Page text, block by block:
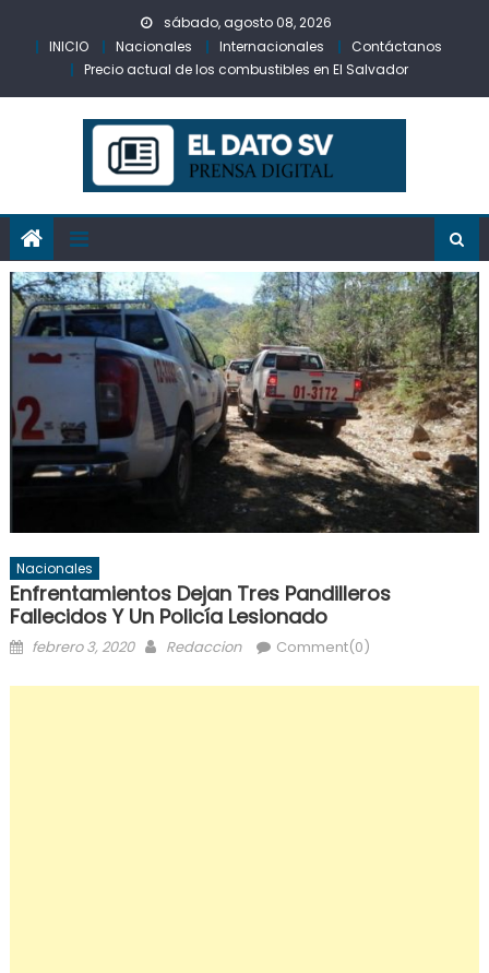
sábado, agosto 08, 2026
INICIO
Nacionales Internacionales
Contáctanos
Precio actual de los combustibles en El Salvador
Nacionales
Enfrentamientos Dejan Tres Pandilleros
Fallecidos Y Un Policía Lesionado
Posted
febrero 3, 2020 Author
Redaccion Comment(0)